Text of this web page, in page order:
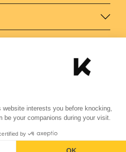
interests you before knocking,
be your companions during your visit.
by